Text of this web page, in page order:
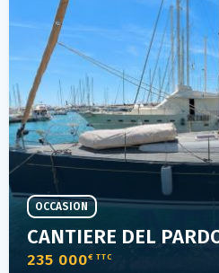
235 000€ TTC
OCCASION